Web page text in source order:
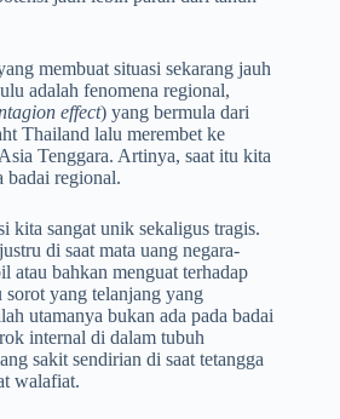
membuat situasi sekarang jauh
adalah fenomena regional,
effect) yang bermula dari
Thailand lalu merembet ke
Tenggara. Artinya, saat itu kita
badai regional.
kita sangat unik sekaligus tragis.
di saat mata uang negara-
atau bahkan menguat terhadap
yang telanjang yang
utamanya bukan ada pada badai
internal di dalam tubuh
sakit sendirian di saat tetangga
walafiat.